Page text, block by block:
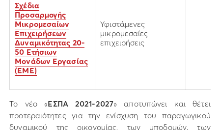
Σχέδια
Προσαρμογής
Μικρομεσαίων
Επιχειρήσεων
Δυναμικότητας 20-
50 Ετήσιων
Μονάδων Εργασίας
(EME)
Υφιστάμενες
μικρομεσαίες
επιχειρήσεις
Το νέο «ΕΣΠΑ 2021-2027» αποτυπώνει και θέτει
προτεραιότητες για την ενίσχυση του παραγωγικού
δυναμικού της οικονομίας, των υποδομών, των